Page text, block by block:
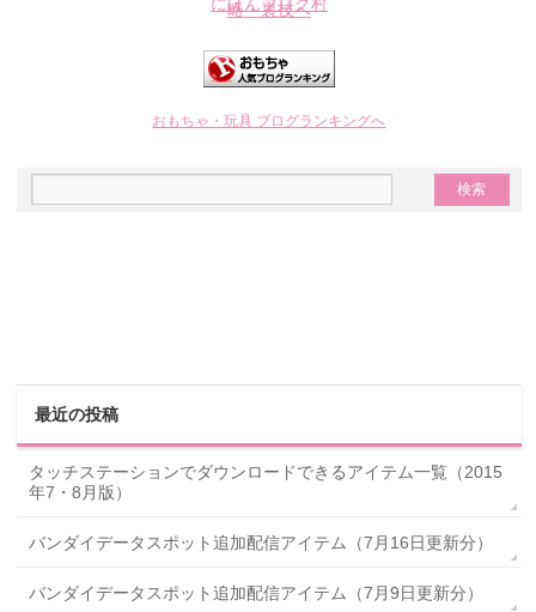
おもちゃ・玩具 ブログランキングへ
最近の投稿
タッチステーションでダウンロードできるアイテム一覧（2015
年7・8月版）
バンダイデータスポット追加配信アイテム（7月16日更新分）
バンダイデータスポット追加配信アイテム（7月9日更新分）